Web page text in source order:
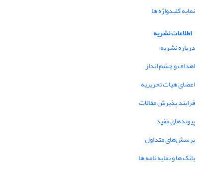
نمایه کلیدواژه ها
اطلاعات نشریه
درباره نشریه
اهداف و چشم انداز
اعضای هیات تحریریه
فرایند پذیرش مقالات
پیوندهای مفید
پرسش‌های متداول
بانک ها و نمایه نامه ها